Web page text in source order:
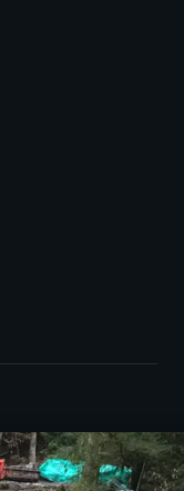
-